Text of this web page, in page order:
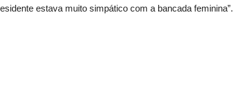
estava muito simpático com a bancada feminina”.